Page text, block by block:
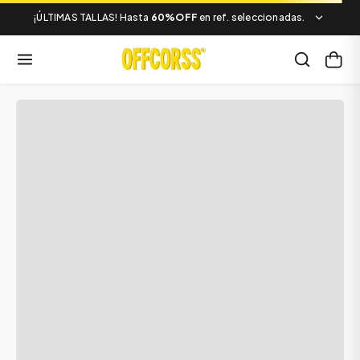
¡ÚLTIMAS TALLAS! Hasta 60%OFF en ref. seleccionadas.